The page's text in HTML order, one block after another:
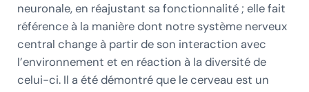
neuronale, en réajustant sa fonctionnalité ; elle fait
référence à la manière dont notre système nerveux
central change à partir de son interaction avec
l’environnement et en réaction à la diversité de
celui-ci. Il a été démontré que le cerveau est un